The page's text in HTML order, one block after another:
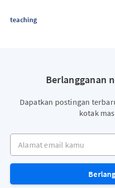
teaching
Berlangganan
Dapatkan postingan
kotak
Alamat email kamu